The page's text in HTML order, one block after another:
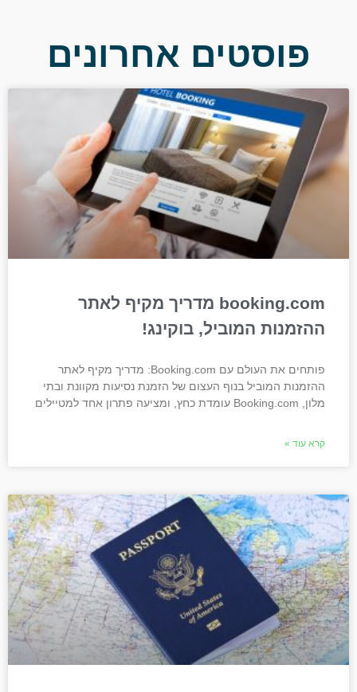
פוסטים אחרונים
booking.com מדריך מקיף לאתר
ההזמנות המוביל, בוקינג!
פותחים את העולם עם Booking.com: מדריך מקיף לאתר
ההזמנות המוביל בנוף העצום של הזמנת נסיעות מקוונת ובתי
מלון, Booking.com עומדת כחץ, ומציעה פתרון אחד למטיילים
קרא עוד »